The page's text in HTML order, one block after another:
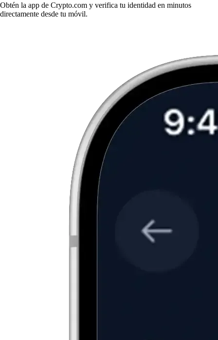
Obtén la app de Crypto.com y verifica tu identidad en minutos
directamente desde tu móvil.